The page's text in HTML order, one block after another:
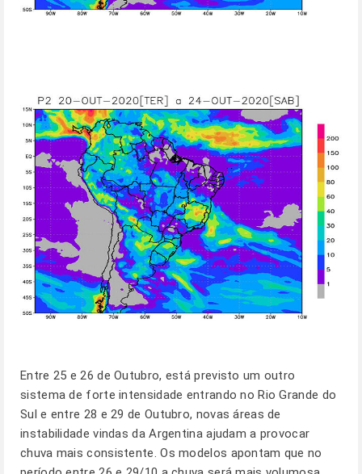
Entre 25 e 26 de Outubro, está previsto um outro
sistema de forte intensidade entrando no Rio Grande do
Sul e entre 28 e 29 de Outubro, novas áreas de
instabilidade vindas da Argentina ajudam a provocar
chuva mais consistente. Os modelos apontam que no